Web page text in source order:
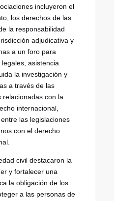
incluyeron el
los derechos de las
la responsabilidad
adjudicativa y
a un foro para
asistencia
la investigación y
a través de las
relacionadas con la
internacional,
las legislaciones
con el derecho
civil destacaron la
y fortalecer una
la obligación de los
a las personas de